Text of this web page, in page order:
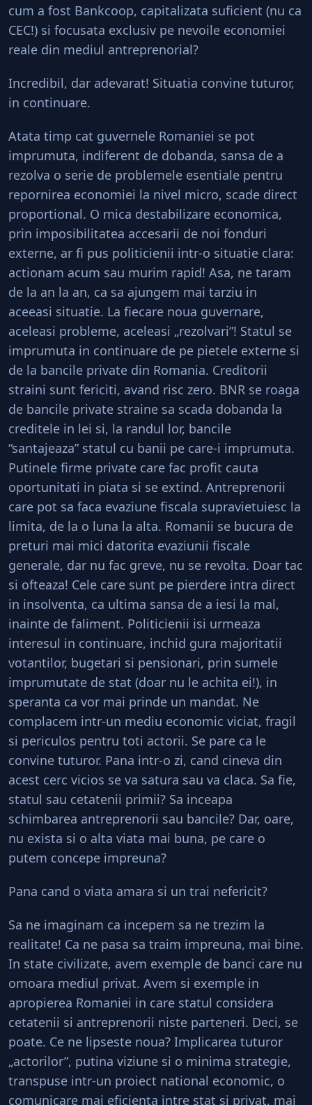
cum a fost Bankcoop, capitalizata suficient (nu ca
CEC!) si focusata exclusiv pe nevoile economiei
reale din mediul antreprenorial?
Incredibil, dar adevarat! Situatia convine tuturor,
in continuare.
Atata timp cat guvernele Romaniei se pot
imprumuta, indiferent de dobanda, sansa de a
rezolva o serie de problemele esentiale pentru
repornirea economiei la nivel micro, scade direct
proportional. O mica destabilizare economica,
prin imposibilitatea accesarii de noi fonduri
externe, ar fi pus politicienii intr-o situatie clara:
actionam acum sau murim rapid! Asa, ne taram
de la an la an, ca sa ajungem mai tarziu in
aceeasi situatie. La fiecare noua guvernare,
aceleasi probleme, aceleasi „rezolvari”! Statul se
imprumuta in continuare de pe pietele externe si
de la bancile private din Romania. Creditorii
straini sunt fericiti, avand risc zero. BNR se roaga
de bancile private straine sa scada dobanda la
creditele in lei si, la randul lor, bancile
“santajeaza” statul cu banii pe care-i imprumuta.
Putinele firme private care fac profit cauta
oportunitati in piata si se extind. Antreprenorii
care pot sa faca evaziune fiscala supravietuiesc la
limita, de la o luna la alta. Romanii se bucura de
preturi mai mici datorita evaziunii fiscale
generale, dar nu fac greve, nu se revolta. Doar tac
si ofteaza! Cele care sunt pe pierdere intra direct
in insolventa, ca ultima sansa de a iesi la mal,
inainte de faliment. Politicienii isi urmeaza
interesul in continuare, inchid gura majoritatii
votantilor, bugetari si pensionari, prin sumele
imprumutate de stat (doar nu le achita ei!), in
speranta ca vor mai prinde un mandat. Ne
complacem intr-un mediu economic viciat, fragil
si periculos pentru toti actorii. Se pare ca le
convine tuturor. Pana intr-o zi, cand cineva din
acest cerc vicios se va satura sau va claca. Sa fie,
statul sau cetatenii primii? Sa inceapa
schimbarea antreprenorii sau bancile? Dar, oare,
nu exista si o alta viata mai buna, pe care o
putem concepe impreuna?
Pana cand o viata amara si un trai nefericit?
Sa ne imaginam ca incepem sa ne trezim la
realitate! Ca ne pasa sa traim impreuna, mai bine.
In state civilizate, avem exemple de banci care nu
omoara mediul privat. Avem si exemple in
apropierea Romaniei in care statul considera
cetatenii si antreprenorii niste parteneri. Deci, se
poate. Ce ne lipseste noua? Implicarea tuturor
„actorilor”, putina viziune si o minima strategie,
transpuse intr-un proiect national economic, o
comunicare mai eficienta intre stat si privat, mai